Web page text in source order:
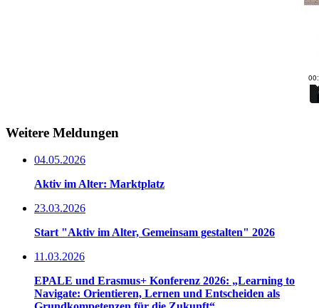
Weitere Meldungen
04.05.2026
Aktiv im Alter: Marktplatz
23.03.2026
Start "Aktiv im Alter, Gemeinsam gestalten" 2026
11.03.2026
EPALE und Erasmus+ Konferenz 2026: „Learning to
Navigate: Orientieren, Lernen und Entscheiden als